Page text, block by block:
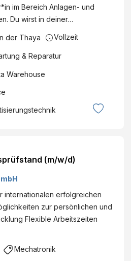
im Bereich Anlagen- und
Du wirst in deiner…
der Thaya Vollzeit
& Reparatur
Warehouse
(m/w/d)
internationalen erfolgreichen
zur persönlichen und
Flexible Arbeitszeiten
Mechatronik